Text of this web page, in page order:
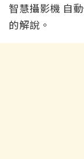
智慧攝影機 自
的解說。